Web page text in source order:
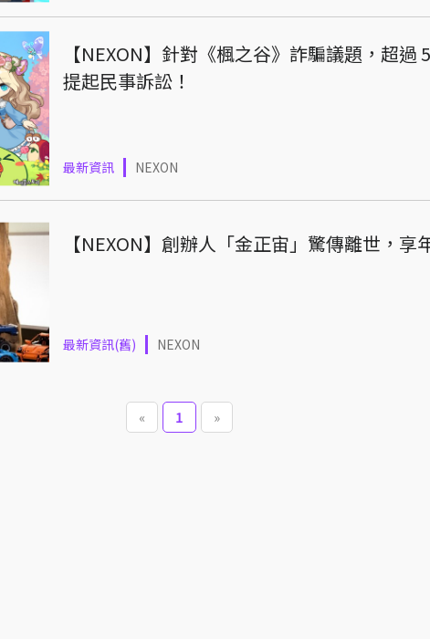
【NEXON】針對《楓之谷》詐騙議題，超過
提起民事訴訟！
最新資訊 NEXON
【NEXON】創辦人「金正宙」驚傳離世，享
最新資訊(舊) NEXON
« 1 »